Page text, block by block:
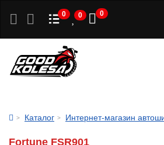
0 0 0
Каталог Интернет-магазин
Fortune FSR901